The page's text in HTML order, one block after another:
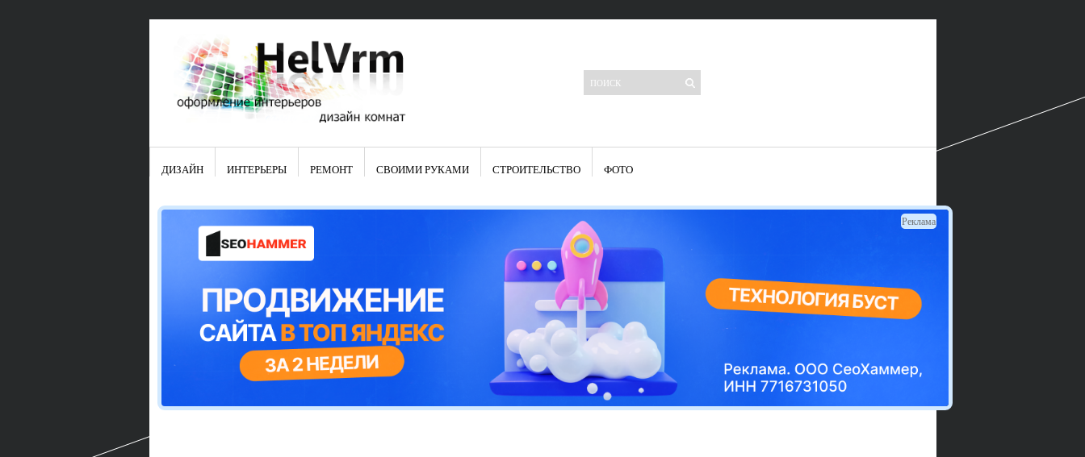
Свежие записи
Японские кухонные ножи: традиции древних самураев
Элитные кухни: стилевые особенности
Элитная посуда для кухни – гордость любой хозяйки
Шкаф-пенал для кухни по инструкции
Электропроводка на кухне: планирование и монтаж
Что представляет собой столовая группа для кухни
Школа ремонта кухни
Черно-белая кухня – дань моде или универсальный вариант дизайна
Электрические вытяжки для кухни:особенности применения
Фасады для кухни своими руками — ваша фантазия, плюс навыки
сотворят чудеса
Шьем шторы на кухню сами: пошаговая инструкция
Чем отмыть жир на кухне – советы опытных хозяек
Цветовая гамма кухни: рекомендации по выбору оптимального
ДИЗАЙН ИНТЕРЬЕРЫ РЕМОНТ СВОИМИ РУКАМИ СТРОИТЕЛЬСТВО ФОТО
Реклама